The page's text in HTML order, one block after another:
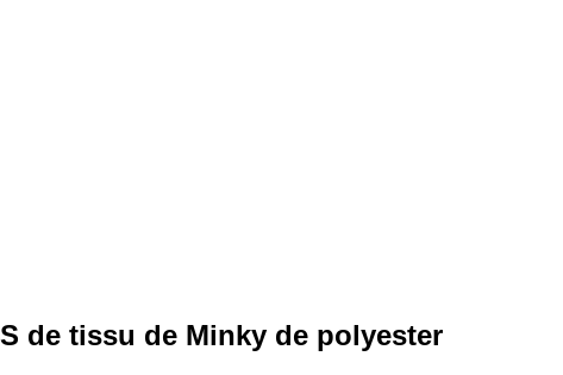
de tissu de Minky de polyester